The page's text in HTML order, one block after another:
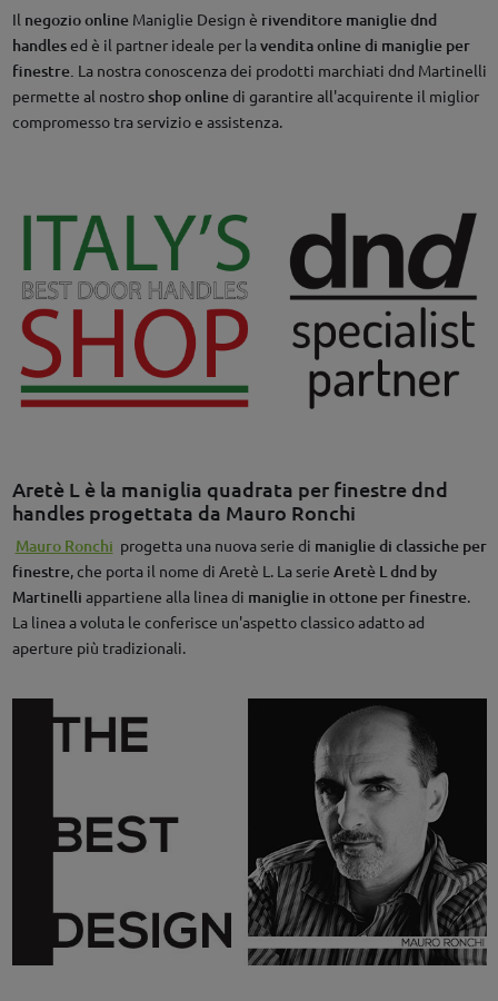
Il negozio onlineManiglie Design è rivenditore maniglie dnd
handlesed è il partner ideale per lavendita online di maniglie per
finestre. La nostra conoscenza dei prodotti marchiati dnd Martinelli
permette al nostroshop onlinedi garantire all'acquirente il miglior
compromesso tra servizio e assistenza.
Aretè L è la maniglia quadrata per finestre dnd
handles progettata da Mauro Ronchi
Mauro Ronchi progetta una nuova serie di maniglie di classiche per
finestre, che porta il nome di Aretè L. La serie Aretè L dnd by
Martinelli appartiene alla linea di maniglie in ottone per finestre.
La linea a voluta le conferisce un'aspetto classico adatto ad
aperture più tradizionali.